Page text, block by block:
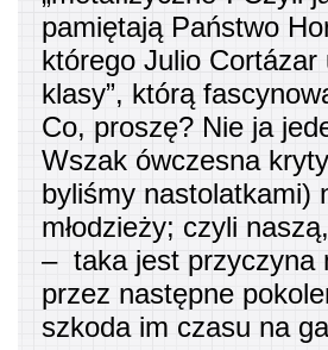
pamiętają Państwo
którego Julio Cortázar
klasy”, którą
Co, proszę? Nie ja
Wszak ówczesna
byliśmy nastolatkami)
młodzieży; czyli
– taka jest przyczyna
przez następne
szkoda im czasu na